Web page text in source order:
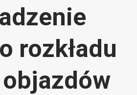
rozkładu